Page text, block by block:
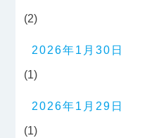
(2)
2026年1月30日
(1)
2026年1月29日
(1)